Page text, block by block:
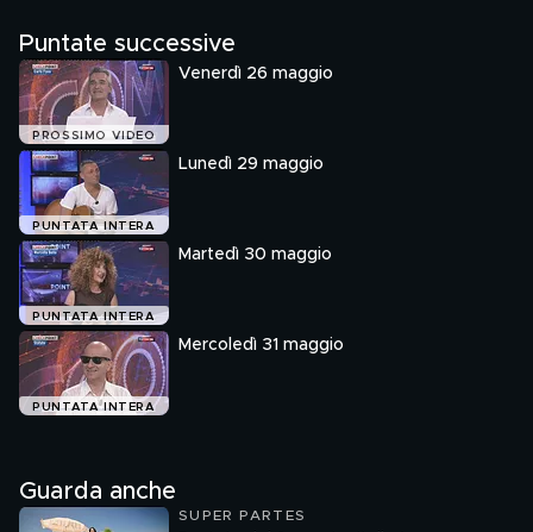
Puntate successive
PROSSIMO VIDEO
Venerdì 26 maggio
PUNTATA INTERA
Lunedì 29 maggio
PUNTATA INTERA
Martedì 30 maggio
PUNTATA INTERA
Mercoledì 31 maggio
Guarda anche
SUPER PARTES